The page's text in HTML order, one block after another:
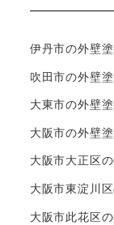
伊丹市の外壁
吹田市の外壁
大東市の外壁
大阪市の外壁
大阪市大正区
大阪市東淀川
大阪市此花区